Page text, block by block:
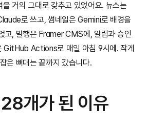
거의 그대로 갖추고 있었어요. 뉴스는
로 쓰고, 썸네일은 Gemini로 배경을
고, 발행은 Framer CMS에, 알림과 승인
GitHub Actions로 매일 아침 9시에. 작게
은 뼈대는 끝까지 갔습니다.
개가 된 이유